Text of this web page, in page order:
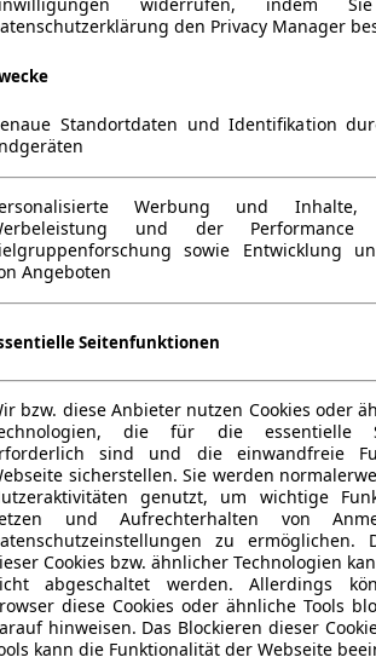
widerrufen, indem
den Privacy Manager
Standortdaten und Identifikation
Werbung und Inhalte,
und der
sowie Entwicklung
Angeboten
Seitenfunktionen
bzw. diese Anbieter nutzen Cookies oder
die für die essentielle
sind und die einwandfreie
sicherstellen. Sie werden
genutzt, um wichtige
und Aufrechterhalten von
zu ermöglichen.
Cookies bzw. ähnlicher Technologien
abgeschaltet werden. Allerdings
diese Cookies oder ähnliche Tools
hinweisen. Das Blockieren dieser
kann die Funktionalität der Webseite